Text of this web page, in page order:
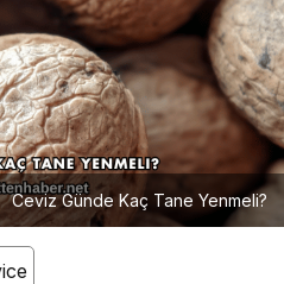
Ceviz Günde Kaç Tane Yenmeli?